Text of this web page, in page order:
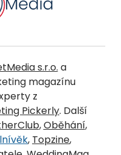
s.r.o. a
magazínu
z
Pickerly. Další
,Oběhání,
, Topzine,